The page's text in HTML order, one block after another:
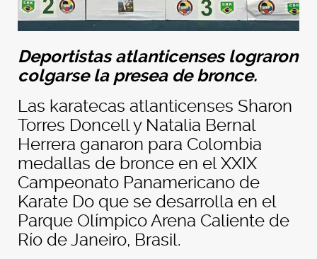
Deportistas atlanticenses lograron
colgarse la presea de bronce.
Las karatecas atlanticenses Sharon
Torres Doncell y Natalia Bernal
Herrera ganaron para Colombia
medallas de bronce en el XXIX
Campeonato Panamericano de
Karate Do que se desarrolla en el
Parque Olímpico Arena Caliente de
Río de Janeiro, Brasil.